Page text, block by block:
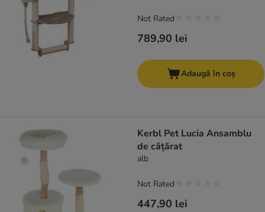
789,90 lei
Not Rated
Adaugă în coș
Kerbl Pet Lucia Ansamblu
de cățărat
alb
447,90 lei
Not Rated